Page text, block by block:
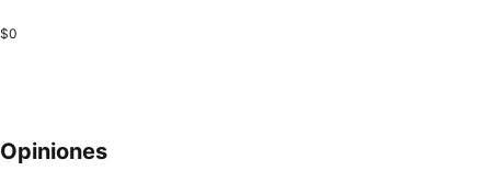
$0
Opiniones